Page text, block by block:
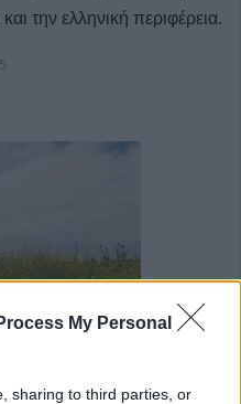
My Personal
sharing to third parties, or
την ελληνική περιφέρεια.